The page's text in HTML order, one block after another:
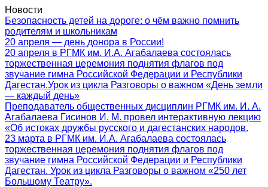
Перейти
к
содержимому
Новости
Безопасность детей на дороге: о чём важно помнить
родителям и школьникам
20 апреля — день донора в России!
20 апреля в РГМК им. И.А. Агабалаева состоялась
торжественная церемония поднятия флагов под
звучание гимна Российской Федерации и Республики
Дагестан.Урок из цикла Разговоры о важном «День земли
— каждый день»
Преподаватель общественных дисциплин РГМК им. И. А.
Агабалаева Гисинов И. М. провел интерактивную лекцию
«Об истоках дружбы русского и дагестанских народов.
23 марта в РГМК им. И.А. Агабалаева состоялась
торжественная церемония поднятия флагов под
звучание гимна Российской Федерации и Республики
Дагестан. Урок из цикла Разговоры о важном «250 лет
Большому Театру».